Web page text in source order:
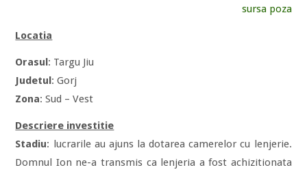
sursa poza
Locatia
Orasul: Targu Jiu
Judetul: Gorj
Zona: Sud – Vest
Descriere investitie
Stadiu: lucrarile au ajuns la dotarea camerelor cu lenjerie.
Domnul Ion ne-a transmis ca lenjeria a fost achizitionata